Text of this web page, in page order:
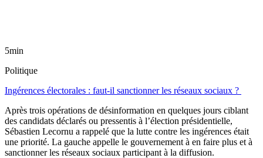
5min
Politique
Ingérences électorales : faut-il sanctionner les réseaux sociaux ?
Après trois opérations de désinformation en quelques jours ciblant
des candidats déclarés ou pressentis à l’élection présidentielle,
Sébastien Lecornu a rappelé que la lutte contre les ingérences était
une priorité. La gauche appelle le gouvernement à en faire plus et à
sanctionner les réseaux sociaux participant à la diffusion.